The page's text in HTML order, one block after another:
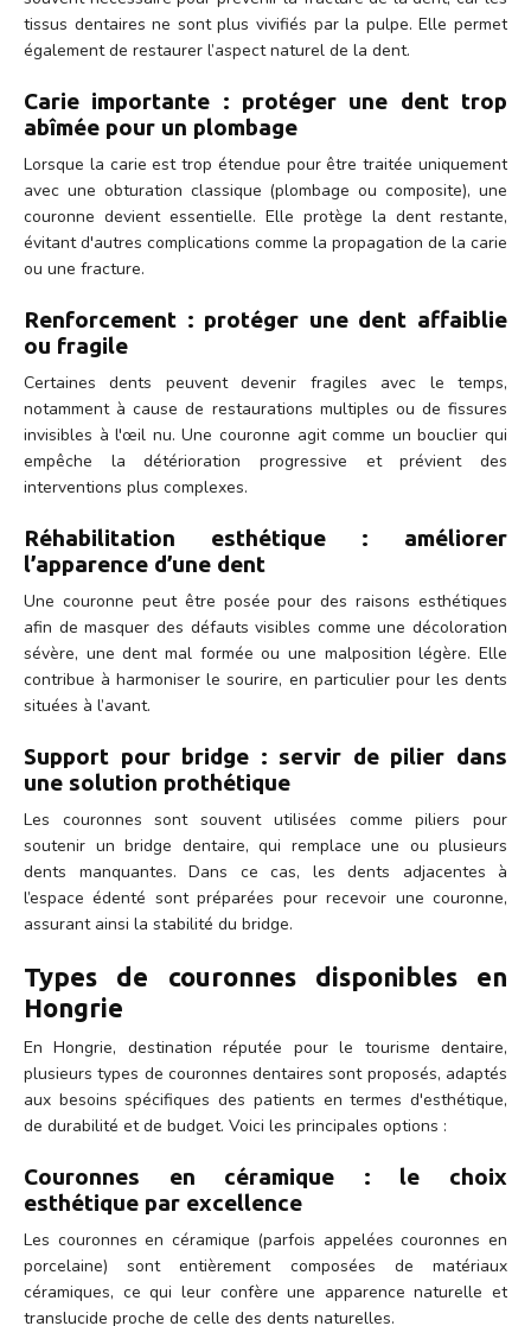
tissus dentaires ne sont plus vivifiés par la pulpe. Elle permet
également de restaurer l’aspect naturel de la dent.
Carie importante : protéger une dent trop
abîmée pour un plombage
Lorsque la carie est trop étendue pour être traitée uniquement
avec une obturation classique (plombage ou composite), une
couronne devient essentielle. Elle protège la dent restante,
évitant d'autres complications comme la propagation de la carie
ou une fracture.
Renforcement : protéger une dent affaiblie
ou fragile
Certaines dents peuvent devenir fragiles avec le temps,
notamment à cause de restaurations multiples ou de fissures
invisibles à l'œil nu. Une couronne agit comme un bouclier qui
empêche la détérioration progressive et prévient des
interventions plus complexes.
Réhabilitation esthétique : améliorer
l’apparence d’une dent
Une couronne peut être posée pour des raisons esthétiques
afin de masquer des défauts visibles comme une décoloration
sévère, une dent mal formée ou une malposition légère. Elle
contribue à harmoniser le sourire, en particulier pour les dents
situées à l’avant.
Support pour bridge : servir de pilier dans
une solution prothétique
Les couronnes sont souvent utilisées comme piliers pour
soutenir un bridge dentaire, qui remplace une ou plusieurs
dents manquantes. Dans ce cas, les dents adjacentes à
l’espace édenté sont préparées pour recevoir une couronne,
assurant ainsi la stabilité du bridge.
Types de couronnes disponibles en
Hongrie
En Hongrie, destination réputée pour le tourisme dentaire,
plusieurs types de couronnes dentaires sont proposés, adaptés
aux besoins spécifiques des patients en termes d'esthétique,
de durabilité et de budget. Voici les principales options :
Couronnes en céramique : le choix
esthétique par excellence
Les couronnes en céramique (parfois appelées couronnes en
porcelaine) sont entièrement composées de matériaux
céramiques, ce qui leur confère une apparence naturelle et
translucide proche de celle des dents naturelles.